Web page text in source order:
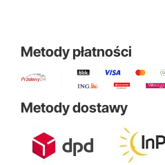
Metody płatności
Metody dostawy